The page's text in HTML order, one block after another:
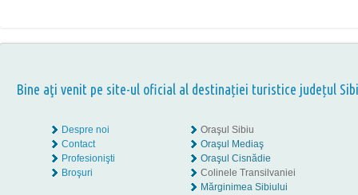
Bine aţi venit pe site-ul oficial al destinației turistice județul
Despre noi
Contact
Profesionişti
Broşuri
Oraşul Sibiu
Oraşul Mediaş
Oraşul Cisnădie
Colinele Transilvaniei
Mărginimea Sibiului